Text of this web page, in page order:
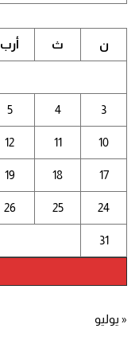
ن ث أرب
3
4
5
10
11
12
17
18
19
24
25
26
31
« يوليو